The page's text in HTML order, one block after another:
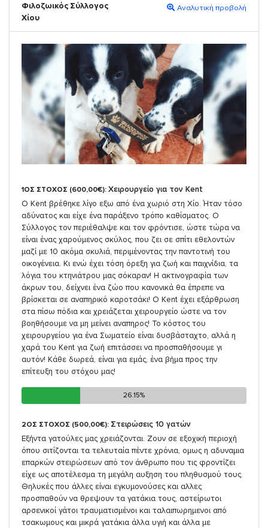
Φιλοζωικός Σύλλογος
Χίου
Αναλυτική προβολή
1ΟΣ ΣΤΟΧΟΣ (600,00€): Χειρουργείο για τον Kent
Ο Kent βρέθηκε λίγο εξω από ένα χωριό στη Χίο. Ήταν τόσο
αδύνατος και είχε ένα παράξενο τρόπο καθίσματος. Ο
Σύλλογος τον περιέθαλψε και τον φρόντισε, ώστε τώρα να
είναι ένας χαρούμενος σκύλος, που ζει σε σπίτι εθελοντών
μαζί με 10 ακόμα σκυλιά, περιμένοντας την παντοτινή του
οικογένεια. Κι ενώ έχει τόση όρεξη για ζωή και παιχνίδια, τα
λόγια του κτηνιάτρου μας σόκαραν! Η ακτινογραφία των
άκρων του, δείχνει ένα ζώο που κανονικά θα έπρεπε να
βρίσκεται σε αναπηρικό καροτσάκι! Ο Kent έχει εξάρθρωση
στα πίσω πόδια και χρειάζεται χειρουργείο ώστε να τον
βοηθήσουμε να μη μείνει αναπηρος! Το κόστος του
χειρουργείου για ένα Σωματείο είναι δυσβάσταχτο, αλλά η
χαρά του Kent για ζωή επιτάσσει να προσπαθήσουμε γι
αυτόν! Κάθε δωρεά, είναι για εμάς, ένα βήμα προς την
επίτευξη του στόχου μας!
26.15%
26.15%
2ΟΣ ΣΤΟΧΟΣ (500,00€): Στειρώσεις 10 γατών
Εξήντα γατούλες μας χρειάζονται. Ζουν σε εξοχική περιοχή
όπου σιτίζονται τα τελευταία πέντε χρόνια, ομως η αδυναμια
επαρκών στειρώσεων από τον άνθρωπο που τις φροντίζει
είχε ως αποτέλεσμα τη μεγάλη αυξηση του πληθυσμού τους.
Θηλυκές που άλλες είναι εγκυμονούσες και αλλες
προσπαθούν να θρεψουν τα γατάκια τους, αστείρωτοι
αρσενικοί γάτοι τραυματισμένοι και ταλαιπωρημενοι από
τσακωμους και μικρά γατάκια άλλα υγιή και άλλα με